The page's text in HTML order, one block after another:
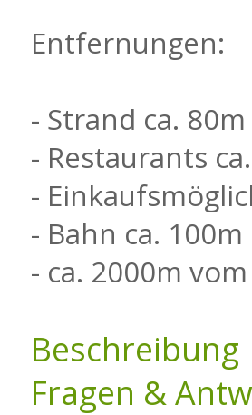
Entfernungen:
- Strand ca. 80m
- Restaurants
-
- Bahn ca. 100m
- ca. 2000m
Beschreibung
Fragen &